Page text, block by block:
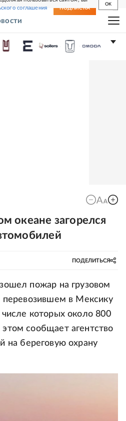
соглашения
OK
ПОДПИСКА
океане загорелся
ПОДЕЛИТЬСЯ
пожар на грузовом
перевозившем в Мексику
которых около 800
сообщает агентство
на береговую охрану